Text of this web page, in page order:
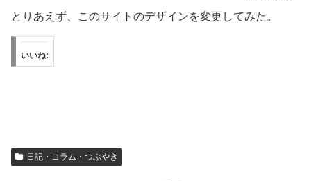
とりあえず、このサイトのデザインを変更してみた。
いいね:
日記・コラム・つぶやき